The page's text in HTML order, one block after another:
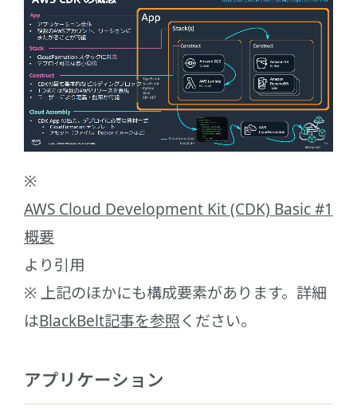
※
AWS Cloud Development Kit (CDK) Basic #1
概要
より引用
※ 上記のほかにも構成要素があります。詳細
はBlackBelt記事を参照ください。
アプリケーション